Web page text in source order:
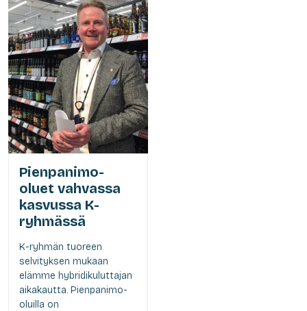
Pienpanimo-
oluet vahvassa
kasvussa K-
ryhmässä
K-ryhmän tuoreen
selvityksen mukaan
elämme hybridikuluttajan
aikakautta. Pienpanimo-
oluilla on